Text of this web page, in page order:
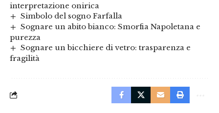
interpretazione onirica
Simbolo del sogno Farfalla
Sognare un abito bianco: Smorfia Napoletana e
purezza
Sognare un bicchiere di vetro: trasparenza e
fragilità